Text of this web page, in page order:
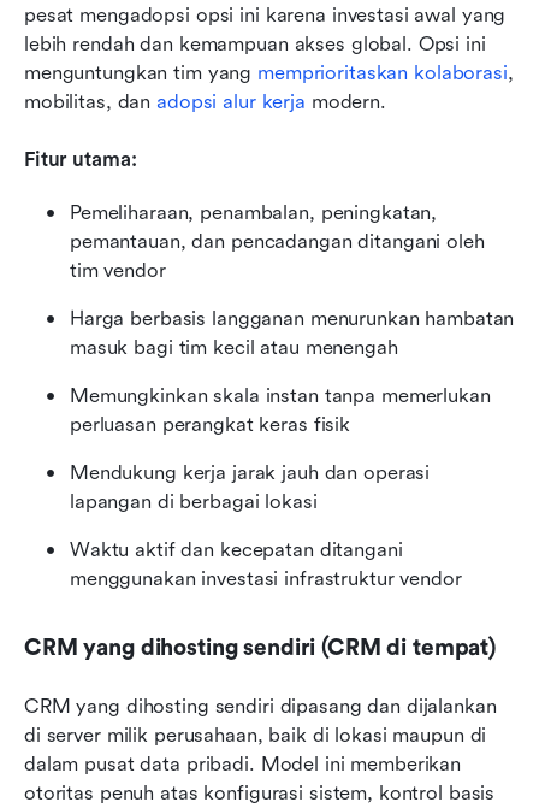
pesat mengadopsi opsi ini karena investasi awal yang
lebih rendah dan kemampuan akses global. Opsi ini
menguntungkan tim yang memprioritaskan kolaborasi,
mobilitas, dan adopsi alur kerja modern.
Fitur utama:
Pemeliharaan, penambalan, peningkatan,
pemantauan, dan pencadangan ditangani oleh
tim vendor
Harga berbasis langganan menurunkan hambatan
masuk bagi tim kecil atau menengah
Memungkinkan skala instan tanpa memerlukan
perluasan perangkat keras fisik
Mendukung kerja jarak jauh dan operasi
lapangan di berbagai lokasi
Waktu aktif dan kecepatan ditangani
menggunakan investasi infrastruktur vendor
CRM yang dihosting sendiri (CRM di tempat)
CRM yang dihosting sendiri dipasang dan dijalankan
di server milik perusahaan, baik di lokasi maupun di
dalam pusat data pribadi. Model ini memberikan
otoritas penuh atas konfigurasi sistem, kontrol basis